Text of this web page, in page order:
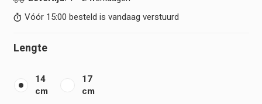
Vóór 15:00 besteld is vandaag verstuurd
Lengte
14
cm
17
cm